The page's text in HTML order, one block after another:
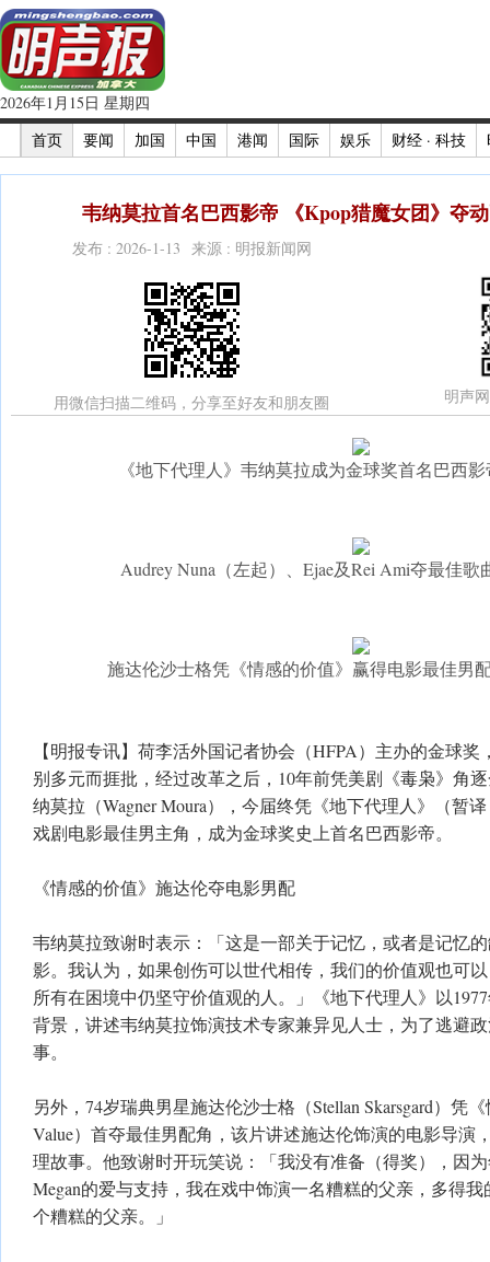
2026年1月15日 星期四
首页
要闻 加国 中国 港闻 国际 娱乐 财经 · 科技
韦纳莫拉首名巴西影帝 《Kpop猎魔女团》夺
发布 : 2026-1-13 来源 : 明报新闻网
用微信扫描二维码，分享至好友和朋友圈 明声
《地下代理人》韦纳莫拉成为金球奖首名巴西影
Audrey Nuna（左起）、Ejae及Rei Ami夺最佳歌
施达伦沙士格凭《情感的价值》赢得电影最佳男
【明报专讯】荷李活外国记者协会（HFPA）主办的金球
别多元而捱批，经过改革之后，10年前凭美剧《毒枭》角
纳莫拉（Wagner Moura），今届终凭《地下代理人》（暂译
戏剧电影最佳男主角，成为金球奖史上首名巴西影帝。
《情感的价值》施达伦夺电影男配
韦纳莫拉致谢时表示：「这是一部关于记忆，或者是记忆
影。我认为，如果创伤可以世代相传，我们的价值观也可
所有在困境中仍坚守价值观的人。」《地下代理人》以
背景，讲述韦纳莫拉饰演技术专家兼异见人士，为了逃避
事。
另外，74岁瑞典男星施达伦沙士格（Stellan Skarsgard）凭
Value）首夺最佳男配角，该片讲述施达伦饰演的电影导演
理故事。他致谢时开玩笑说：「我没有准备（得奖），因
Megan的爱与支持，我在戏中饰演一名糟糕的父亲，多得
个糟糕的父亲。」